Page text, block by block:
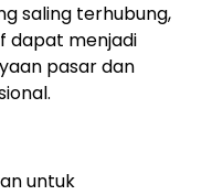
saling terhubung,
dapat menjadi
pasar dan
untuk